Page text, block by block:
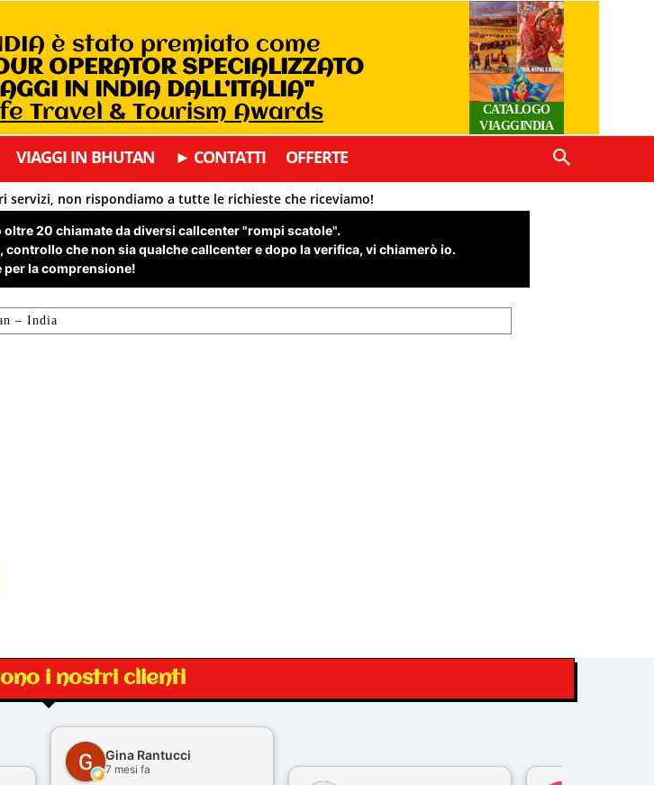
è stato premiato come
OPERATOR SPECIALIZZATO
IN INDIA DALL’ITALIA"
Travel & Tourism Awards
CATALOGO
VIAGGINDIA
VIAGGI IN BHUTAN ► CONTATTI OFFERTE
servizi, non rispondiamo a tutte le richieste che riceviamo!
20 chiamate da diversi callcenter "rompi scatole".
che non sia qualche callcenter e dopo la verifica, vi chiamerò io.
per la comprensione!
– India
i nostri clienti
Gina Rantucci
7 mesi fa